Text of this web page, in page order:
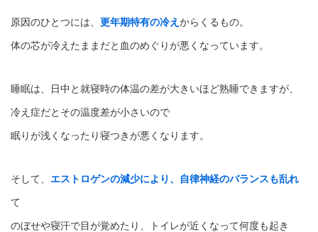
原因のひとつには、 更年期特有の冷え からくるもの。
体の芯が冷えたままだと血のめぐりが悪くなっています。
睡眠は、日中と就寝時の体温の差が大きいほど熟睡できますが、
冷え症だとその温度差が小さいので
眠りが浅くなったり寝つきが悪くなります。
そして、 エストロゲンの減少により、自律神経のバランスも乱れ
て
のぼせや寝汗で目が覚めたり、トイレが近くなって何度も起き